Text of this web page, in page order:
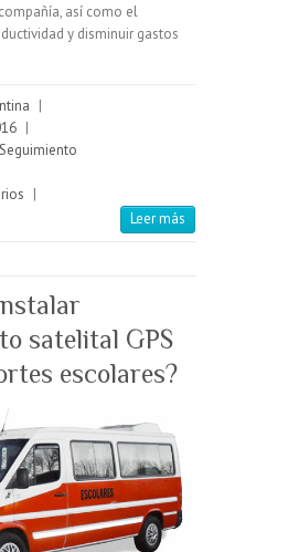
así como el
y disminuir gastos
|
|
Seguimiento
|
Leer más
satelital GPS
escolares?